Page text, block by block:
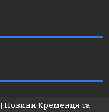
| Новини Кременця та